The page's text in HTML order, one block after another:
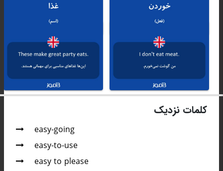
کلمات نزدیک
easy-going
easy-to-use
easy to please